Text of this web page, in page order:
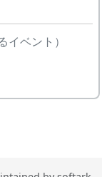
達の命を
山のよきイ
ベント）